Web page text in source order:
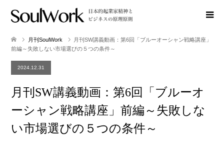
月刊SoulWork
月刊SW講義動画：第6回「ブルーオーシャン戦略講座」
前編～失敗しない市場選びの５つの条件～
2024.12.31
月刊SW講義動画：第6回「ブルーオ
ーシャン戦略講座」前編～失敗しな
い市場選びの５つの条件～